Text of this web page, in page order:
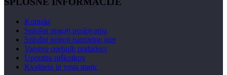
Kontakt
Splošni pogoji poslovanja
Splošni pogoji nagradne igre
Varstvo osebnih podatkov
Uporaba piškotkov
Kvaliteta in vrsta majic